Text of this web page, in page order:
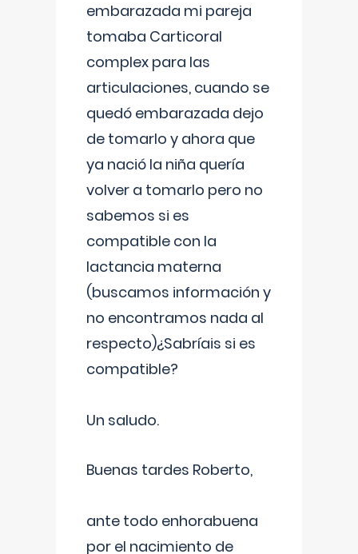
embarazada mi pareja
tomaba Carticoral
complex para las
articulaciones, cuando se
quedó embarazada dejo
de tomarlo y ahora que
ya nació la niña quería
volver a tomarlo pero no
sabemos si es
compatible con la
lactancia materna
(buscamos información y
no encontramos nada al
respecto)¿Sabríais si es
compatible?
Un saludo.
Buenas tardes Roberto,
ante todo enhorabuena
por el nacimiento de